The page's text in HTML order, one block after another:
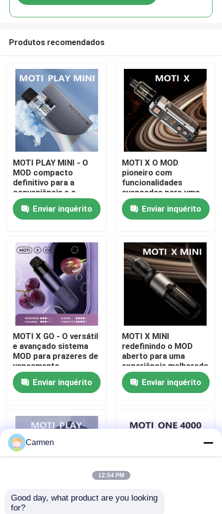
Produtos
Vídeos
Quem Somos
Fábrica
Controle de Qualidade
Fale Conosco
Pedir um orçamento
ELFBAR Vapor
Produtos recomendados
MOTI PLAY MINI - O
MOD compacto
definitivo para a
conveniência e o
desempenho
incomparáveis do
vaping
Enviar inquérito
MOTI X O MOD
pioneiro com
funcionalidades
avançadas para uma
experiência de vapear
incomparável
Enviar inquérito
MOTI X GO - O versátil
e avançado sistema
MOD para prazeres de
vapeamento
personalizáveis
Enviar inquérito
MOTI X MINI
redefinindo o MOD
aberto para uma
experiência melhorada
de vaping
Enviar inquérito
MOTI PLAY Sistema
Carmen
12:54 PM
Good day, what product are you looking
for?